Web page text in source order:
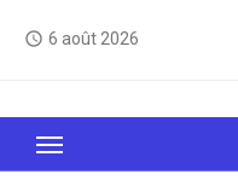
access_time 6 août 2026
Le Web, c'est
sait jamais